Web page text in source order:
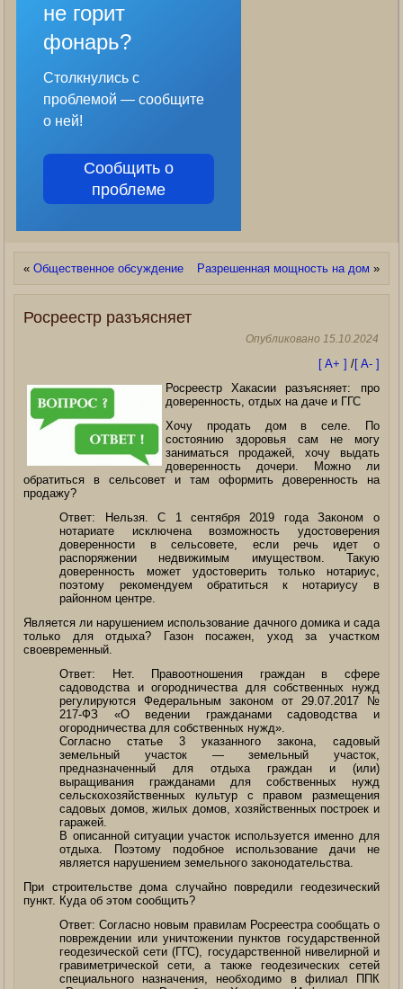
не горит
фонарь?
Столкнулись с
проблемой — сообщите
о ней!
Сообщить о
проблеме
«Общественное обсуждение Разрешенная мощность на дом »
Росреестр разъясняет
Опубликовано 15.10.2024
[ A+ ] /[ A- ]
Росреестр Хакасии разъясняет: про
доверенность, отдых на даче и ГГС
Хочу продать дом в селе. По
состоянию здоровья сам не могу
заниматься продажей, хочу выдать
доверенность дочери. Можно ли
обратиться в сельсовет и там оформить доверенность на
продажу?
Ответ: Нельзя. С 1 сентября 2019 года Законом о
нотариате исключена возможность удостоверения
доверенности в сельсовете, если речь идет о
распоряжении недвижимым имуществом. Такую
доверенность может удостоверить только нотариус,
поэтому рекомендуем обратиться к нотариусу в
районном центре.
Является ли нарушением использование дачного домика и сада
только для отдыха? Газон посажен, уход за участком
своевременный.
Ответ: Нет. Правоотношения граждан в сфере
садоводства и огородничества для собственных нужд
регулируются Федеральным законом от 29.07.2017 №
217-ФЗ «О ведении гражданами садоводства и
огородничества для собственных нужд».
Согласно статье 3 указанного закона, садовый
земельный участок — земельный участок,
предназначенный для отдыха граждан и (или)
выращивания гражданами для собственных нужд
сельскохозяйственных культур с правом размещения
садовых домов, жилых домов, хозяйственных построек и
гаражей.
В описанной ситуации участок используется именно для
отдыха. Поэтому подобное использование дачи не
является нарушением земельного законодательства.
При строительстве дома случайно повредили геодезический
пункт. Куда об этом сообщить?
Ответ: Согласно новым правилам Росреестра сообщать о
повреждении или уничтожении пунктов государственной
геодезической сети (ГГС), государственной нивелирной и
гравиметрической сети, а также геодезических сетей
специального назначения, необходимо в филиал ППК